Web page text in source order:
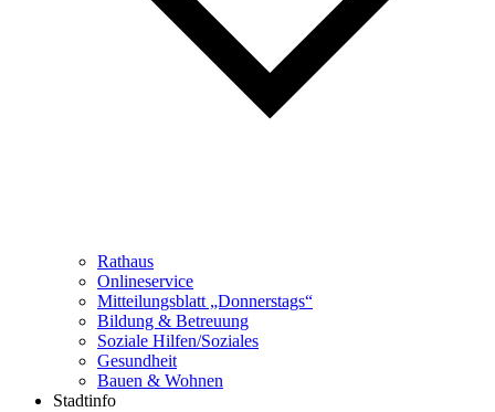
Rathaus
Onlineservice
Mitteilungsblatt „Donnerstags“
Bildung & Betreuung
Soziale Hilfen/Soziales
Gesundheit
Bauen & Wohnen
Stadtinfo